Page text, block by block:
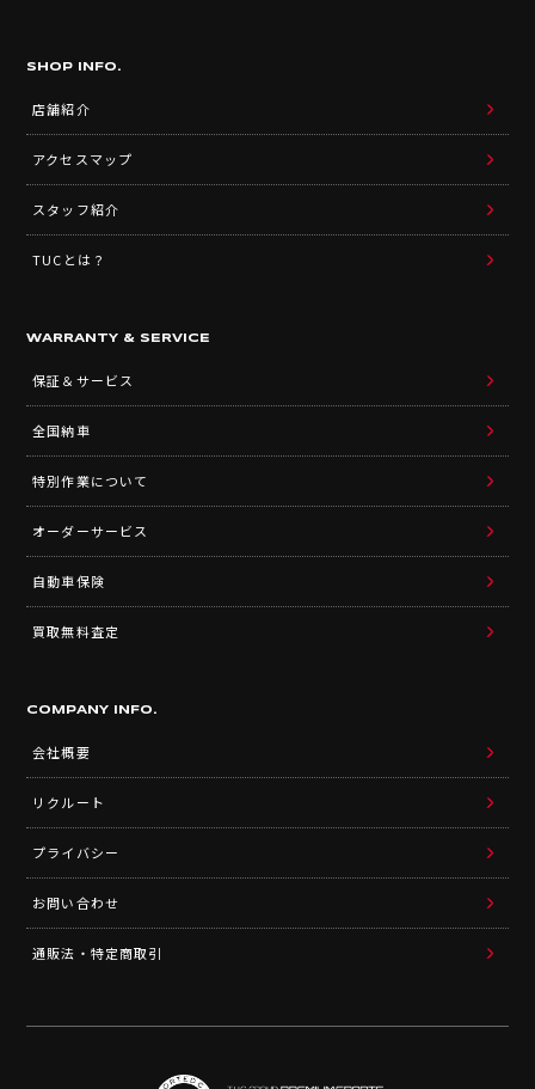
SHOP INFO.
店舗紹介
アクセスマップ
スタッフ紹介
TUCとは？
WARRANTY & SERVICE
保証＆サービス
全国納車
特別作業について
オーダーサービス
自動車保険
買取無料査定
COMPANY INFO.
会社概要
リクルート
プライバシー
お問い合わせ
通販法・特定商取引